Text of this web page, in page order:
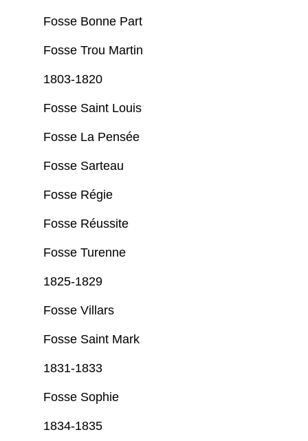
Fosse Bonne Part
Fosse Trou Martin
1803-1820
Fosse Saint Louis
Fosse La Pensée
Fosse Sarteau
Fosse Régie
Fosse Réussite
Fosse Turenne
1825-1829
Fosse Villars
Fosse Saint Mark
1831-1833
Fosse Sophie
1834-1835